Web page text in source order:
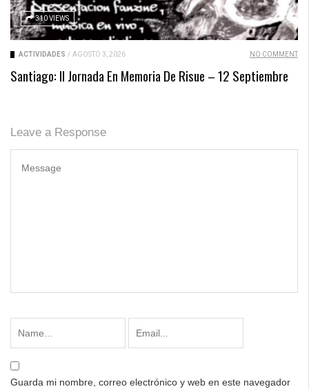
310 VIEWS
ACTIVIDADES / AGOSTO 3, 2026 NO COMMENT
Santiago: II Jornada En Memoria De Risue – 12 Septiembre
Leave a Response
Guarda mi nombre, correo electrónico y web en este navegador